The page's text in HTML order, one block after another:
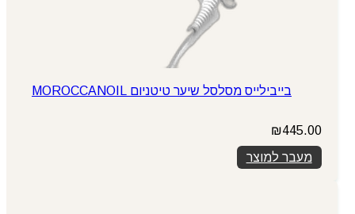
בייבילייס מסלסל שיער טיטניום MOROCCANOIL
₪445.00
מעבר למוצר